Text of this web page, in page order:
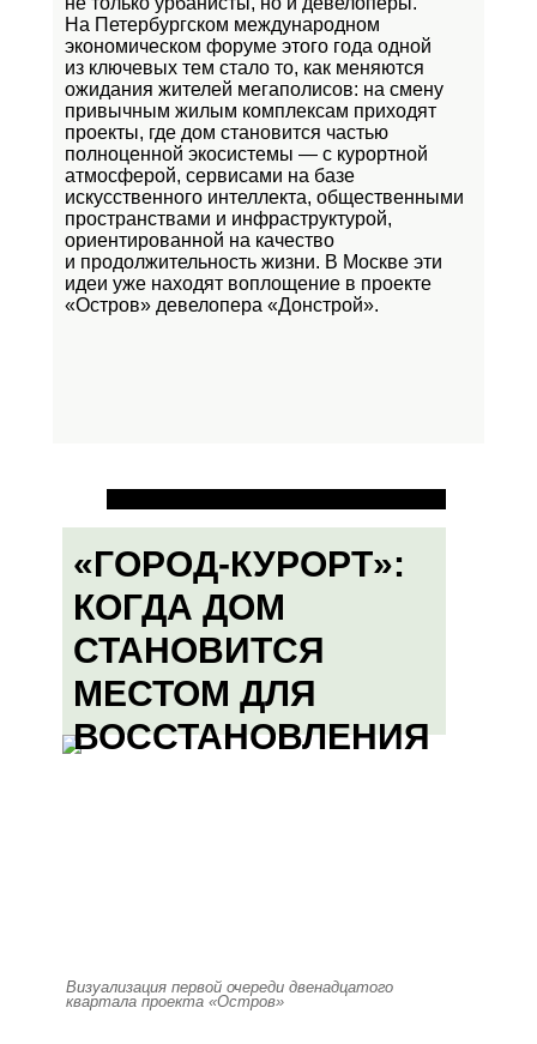
На Петербургском международном
экономическом форуме этого года одной
из ключевых тем стало то, как меняются
ожидания жителей мегаполисов: на смену
привычным жилым комплексам приходят
проекты, где дом становится частью
полноценной экосистемы — с курортной
атмосферой, сервисами на базе
искусственного интеллекта, общественными
пространствами и инфраструктурой,
ориентированной на качество
и продолжительность жизни. В Москве эти
идеи уже находят воплощение в проекте
«Остров» девелопера «Донстрой».
«ГОРОД-КУРОРТ»:
КОГДА ДОМ
СТАНОВИТСЯ
МЕСТОМ ДЛЯ
ВОССТАНОВЛЕНИЯ
Визуализация первой очереди двенадцатого
квартала проекта «Остров»